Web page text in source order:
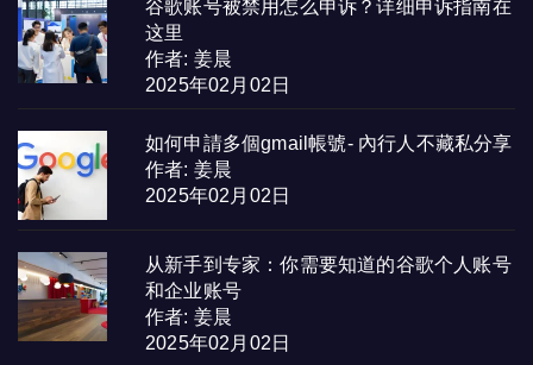
谷歌账号被禁用怎么申诉？详细申诉指南在
这里
作者: 姜晨
2025年02月02日
如何申請多個gmail帳號- 內行人不藏私分享
作者: 姜晨
2025年02月02日
从新手到专家：你需要知道的谷歌个人账号
和企业账号
作者: 姜晨
2025年02月02日